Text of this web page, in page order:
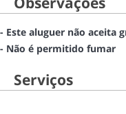
- Este aluguer não aceita
- Não é permitido fumar
Serviços